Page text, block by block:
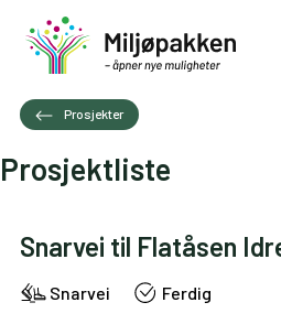
Prosjekter
Prosjektliste
Snarvei til Flatåsen
Snarvei Ferdig